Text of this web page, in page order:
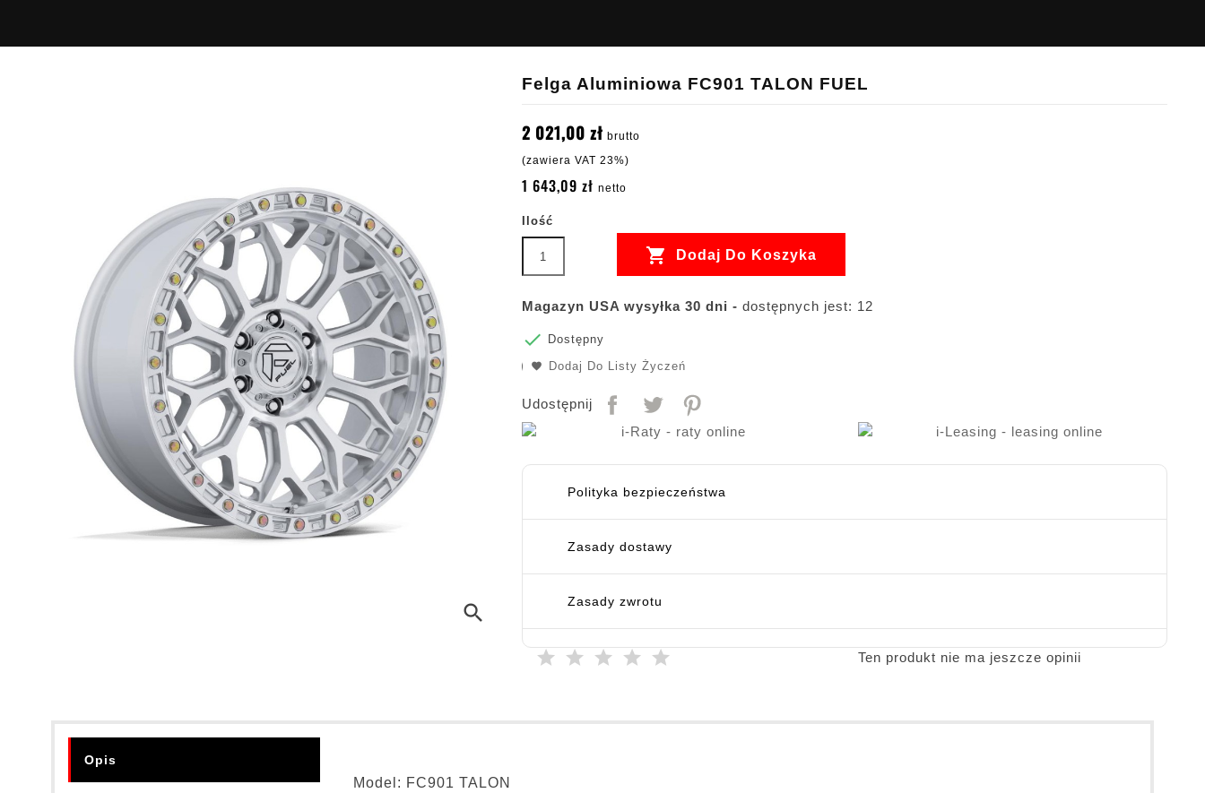
search
Felga Aluminiowa FC901 TALON FUEL
2 021,00 zł brutto
(zawiera VAT 23%)
1 643,09 zł netto
Ilość
 Dodaj Do Koszyka
Magazyn USA wysyłka 30 dni - dostępnych jest: 12

Dostępny
Dodaj Do Listy Życzeń
Udostępnij
Polityka bezpieczeństwa
Zasady dostawy
Zasady zwrotu
Ten produkt nie ma jeszcze opinii
Opis
Model: FC901 TALON